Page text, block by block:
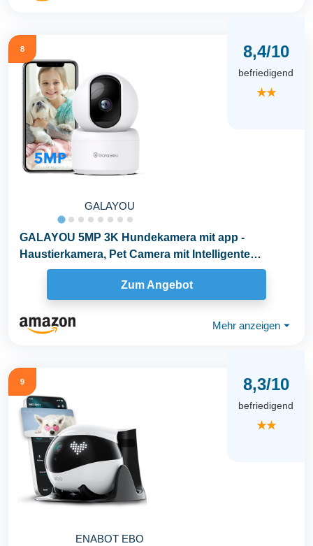
8
GALAYOU
8,4/10
befriedigend
★★
GALAYOU 5MP 3K Hundekamera mit app -
Haustierkamera, Pet Camera mit Intelligente
Verfolgung...
Zum Angebot
Mehr anzeigen ⏷
9
ENABOT EBO
8,3/10
befriedigend
★★